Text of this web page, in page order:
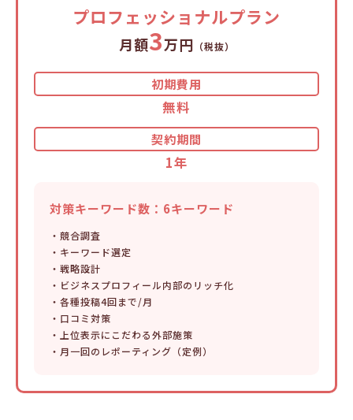
プロフェッショナルプラン
月額3万円 （税抜）
初期費用
無料
契約期間
1年
対策キーワード数：6キーワード
・競合調査
・キーワード選定
・戦略設計
・ビジネスプロフィール内部のリッチ化
・各種投稿4回まで/月
・口コミ対策
・上位表示にこだわる外部施策
・月一回のレポーティング（定例）